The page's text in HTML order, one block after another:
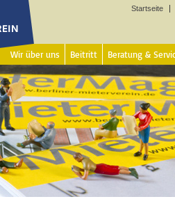
Startseite
Wir über uns Beitritt Beratung &